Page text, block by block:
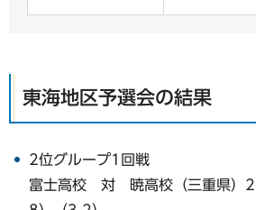
東海地区予選会の結果
2位グループ1回戦
富士高校 対 暁高校（三重県）